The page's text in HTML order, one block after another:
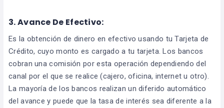
3.Avance De Efectivo:
Es la obtención de dinero en efectivo usando tu Tarjeta de
Crédito, cuyo monto es cargado a tu tarjeta. Los bancos
cobran una comisión por esta operación dependiendo del
canal por el que se realice (cajero, oficina, internet u otro).
La mayoría de los bancos realizan un diferido automático
del avance y puede que la tasa de interés sea diferente a la